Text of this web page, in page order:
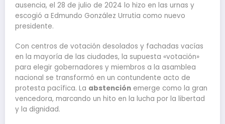
ausencia, el 28 de julio de 2024 lo hizo en las urnas y
escogió a Edmundo González Urrutia como nuevo
presidente.
Con centros de votación desolados y fachadas vacías
en la mayoría de las ciudades, la supuesta «votación»
para elegir gobernadores y miembros a la asamblea
nacional se transformó en un contundente acto de
protesta pacífica. La abstención emerge como la gran
vencedora, marcando un hito en la lucha por la libertad
y la dignidad.